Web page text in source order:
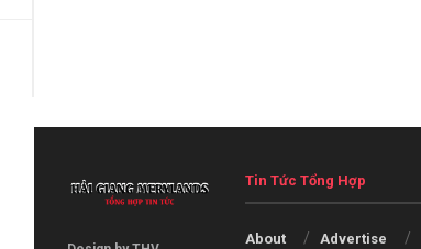
Tin Tức Tổng Hợp
About Advertise